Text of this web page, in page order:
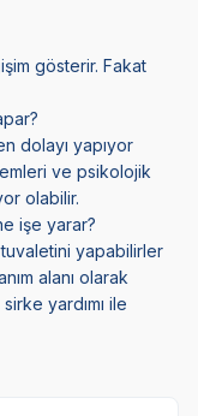
gösterir. Fakat
dolayı yapıyor
ve psikolojik
olabilir.
işe yarar?
tuvaletini yapabilirler
alanı olarak
yardımı ile